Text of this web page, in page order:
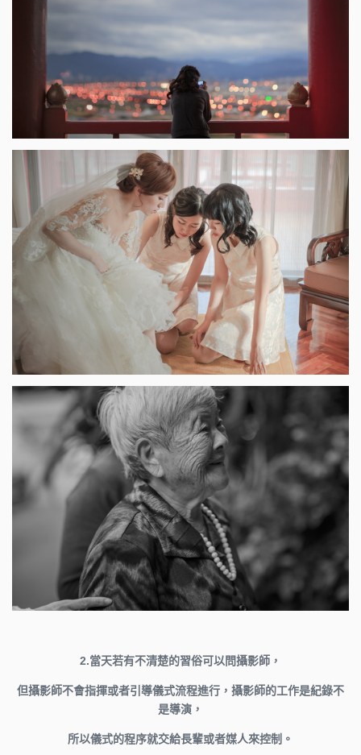
2.當天若有不清楚的習俗可以問攝影師，
但攝影師不會指揮或者引導儀式流程進行，攝影師的工作是紀錄不
是導演，
所以儀式的程序就交給長輩或者媒人來控制。